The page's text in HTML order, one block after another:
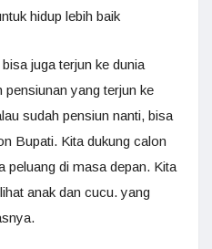
hidup lebih baik
juga terjun ke dunia
yang terjun ke
sudah pensiun nanti, bisa
Bupati. Kita dukung calon
peluang di masa depan. Kita
anak dan cucu. yang